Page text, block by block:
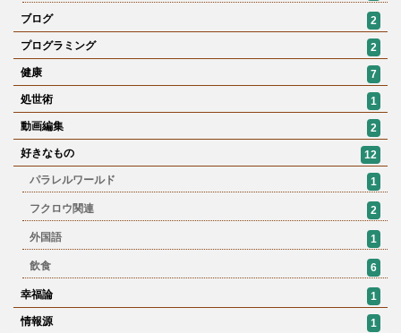
ブログ
2
プログラミング
2
健康
7
処世術
1
動画編集
2
好きなもの
12
パラレルワールド
1
フクロウ関連 2
外国語 1
飲食 6
幸福論
1
情報源
1